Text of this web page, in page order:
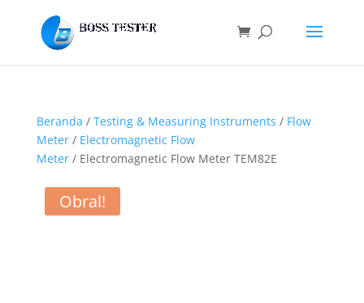
Beranda / Testing & Measuring Instruments / Flow
Meter/ Electromagnetic Flow
Meter/ Electromagnetic Flow Meter TEM82E
Obral!